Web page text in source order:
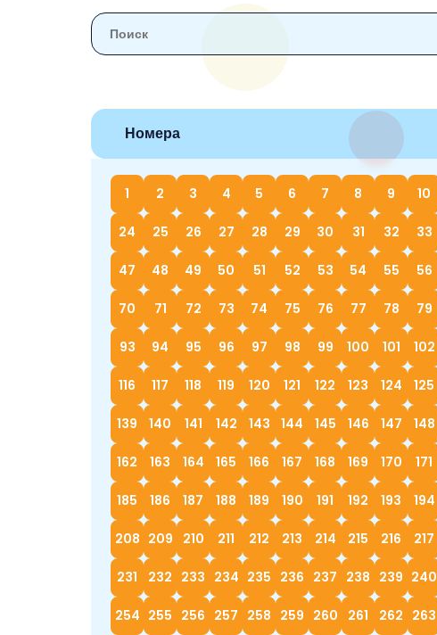
Номера
1 2 3 4 5 6 7 8 9 10
24 25 26 27 28 29 30 31 32 33
47 48 49 50 51 52 53 54 55 56
70 71 72 73 74 75 76 77 78 79
93 94 95 96 97 98 99 100 101 102
116 117 118 119 120 121 122 123 124 125
139 140 141 142 143 144 145 146 147 148
162 163 164 165 166 167 168 169 170 171
185 186 187 188 189 190 191 192 193 194
208 209 210 211 212 213 214 215 216 217
231 232 233 234 235 236 237 238 239 240
254 255 256 257 258 259 260 261 262 263